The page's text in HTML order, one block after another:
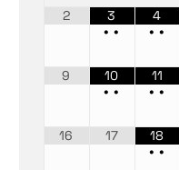
2
3
••
4
••
9
10
••
11
••
16 17
18
••